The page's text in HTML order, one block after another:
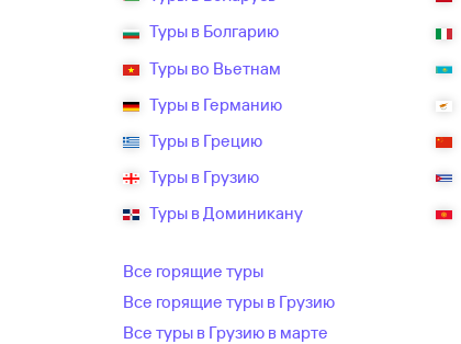
Туры в Болгарию
Туры во Вьетнам
Туры в Германию
Туры в Грецию
Туры в Грузию
Туры в Доминикану
Все горящие туры
Все горящие туры в Грузию
Все туры в Грузию в марте